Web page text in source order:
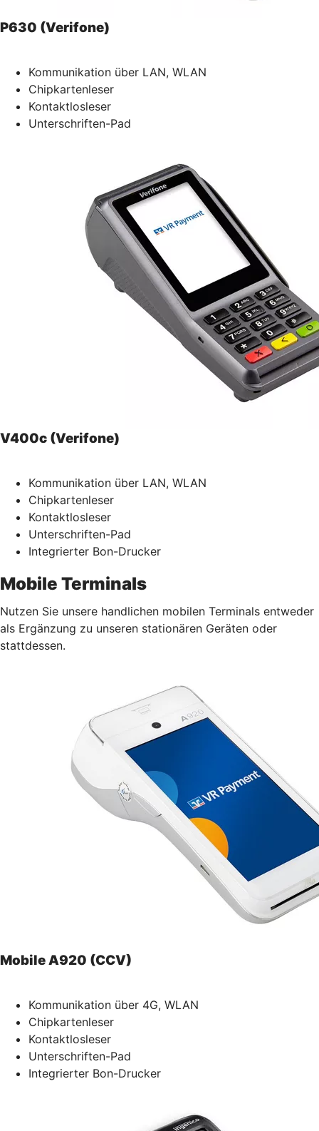
P630 (Verifone)
Kommunikation über LAN, WLAN
Chipkartenleser
Kontaktlosleser
Unterschriften-Pad
V400c (Verifone)
Kommunikation über LAN, WLAN
Chipkartenleser
Kontaktlosleser
Unterschriften-Pad
Integrierter Bon-Drucker
Mobile Terminals
Nutzen Sie unsere handlichen mobilen Terminals entweder
als Ergänzung zu unseren stationären Geräten oder
stattdessen.
Mobile A920 (CCV)
Kommunikation über 4G, WLAN
Chipkartenleser
Kontaktlosleser
Unterschriften-Pad
Integrierter Bon-Drucker